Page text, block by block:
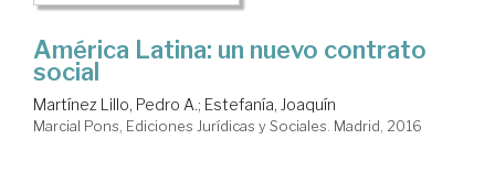
América Latina: un nuevo contrato
social
Martínez Lillo, Pedro A.; Estefanía, Joaquín
Marcial Pons, Ediciones Jurídicas y Sociales. Madrid, 2016